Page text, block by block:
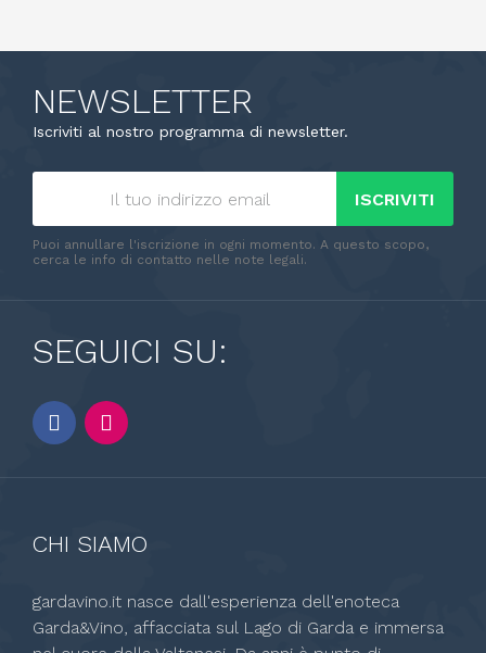
NEWSLETTER
Iscriviti al nostro programma di newsletter.
ISCRIVITI
Puoi annullare l'iscrizione in ogni momento. A questo scopo,
cerca le info di contatto nelle note legali.
SEGUICI SU:
CHI SIAMO
gardavino.it nasce dall'esperienza dell'enoteca
Garda&Vino, affacciata sul Lago di Garda e immersa